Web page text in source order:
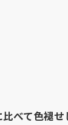
べて色褪